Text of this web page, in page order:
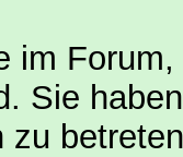
im
Sie
zu